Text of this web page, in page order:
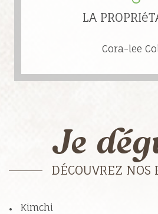
LA
Cora-lee
Je
DÉCOUVREZ NOS
Kimchi